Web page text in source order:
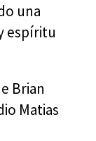
una
espíritu
Brian
Matias